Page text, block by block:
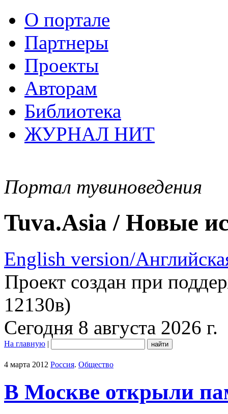
О портале
Партнеры
Проекты
Авторам
Библиотека
ЖУРНАЛ НИТ
Портал тувиноведения
Tuva.Asia / Новые
English version/
Проект создан при
12130в)
Сегодня 8 августа 2026 г.
На главную |
4 марта 2012 Россия. Общество
В Москве открыли